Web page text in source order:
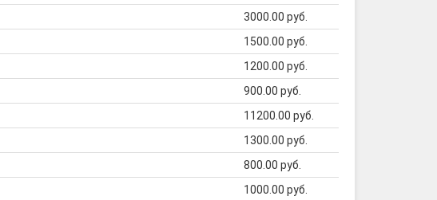
3000.00 руб.
1500.00 руб.
1200.00 руб.
900.00 руб.
11200.00 руб.
1300.00 руб.
800.00 руб.
1000.00 руб.